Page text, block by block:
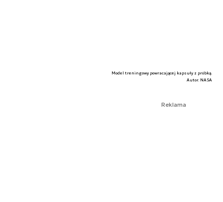
Model treningowy powracającej kapsuły z próbką.
Autor. NASA
Reklama